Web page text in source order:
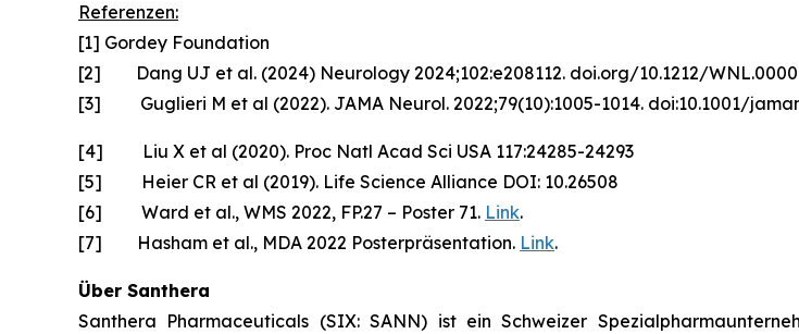
Referenzen:
[1] Gordey Foundation
[2] Dang UJ et al. (2024) Neurology 2024;102:e208112. doi.org/10.1212/
[3] Guglieri M et al (2022). JAMA Neurol. 2022;79(10):1005-1014. doi:10.1001/
[4] Liu X et al (2020). Proc Natl Acad Sci USA 117:24285-24293
[5] Heier CR et al (2019). Life Science Alliance DOI: 10.26508
[6] Ward et al., WMS 2022, FP.27 – Poster 71. Link.
[7] Hasham et al., MDA 2022 Posterpräsentation. Link.
Über Santhera
Santhera Pharmaceuticals (SIX: SANN) ist ein Schweizer